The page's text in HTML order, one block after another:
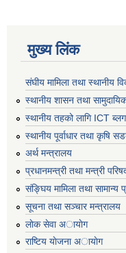
मुख्य लिंक
संघीय मामिला तथा स्थानीय
स्थानीय शासन तथा
स्थानीय तहको लागि ICT ब्लग
स्थानीय पूर्वाधार तथा कृषि
अर्थ मन्त्रालय
प्रधानमन्त्री तथा मन्त्री
संङ्घिय मामिला तथा सामान्य
सूचना तथा सञ्चार मन्त्रालय
लाेक सेवा अायाेग
राष्टिय याेजना अायाेग